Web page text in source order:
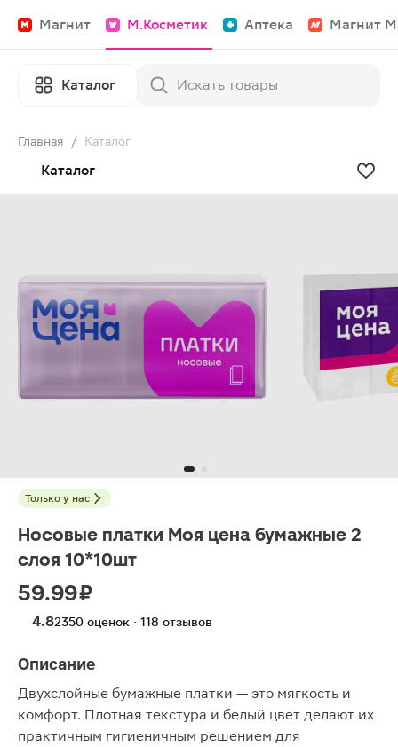
Магнит М.Косметик Аптека Магнит
Каталог
Главная / Каталог
Каталог
Только у нас
Носовые платки Моя цена бумажные 2
слоя 10*10шт
59.99 ₽
4.82350 оценок · 118 отзывов
Описание
Двухслойные бумажные платки — это мягкость и
комфорт. Плотная текстура и белый цвет делают их
практичным гигиеничным решением для